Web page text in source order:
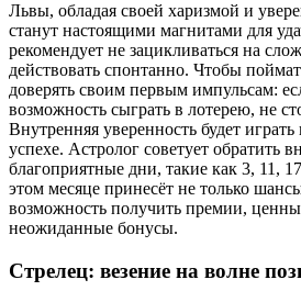
Львы, обладая своей харизмой и
станут настоящими магнитами для
рекомендует не зацикливаться на
действовать спонтанно. Чтобы
доверять своим первым импульсам:
возможность сыграть в лотерею, не
Внутренняя уверенность будет
успехе. Астролог советует обратить
благоприятные дни, такие как 3, 11,
этом месяце принесёт не только
возможность получить премии,
неожиданные бонусы.
Стрелец: везение на волне